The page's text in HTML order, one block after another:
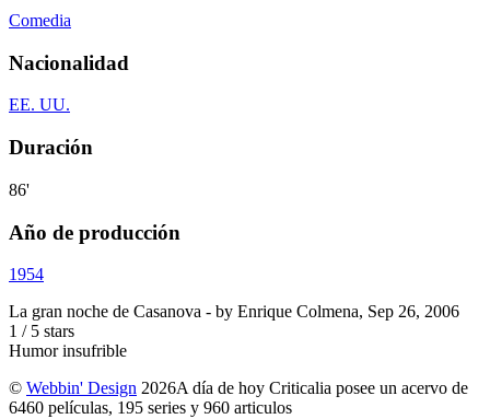
Comedia
Nacionalidad
EE. UU.
Duración
86'
Año de producción
1954
La gran noche de Casanova - by Enrique Colmena, Sep 26, 2006
1 / 5 stars
Humor insufrible
© Webbin' Design 2026A día de hoy Criticalia posee un acervo de
6460 películas, 195 series y 960 articulos